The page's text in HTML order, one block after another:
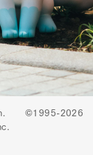
©1995-2026